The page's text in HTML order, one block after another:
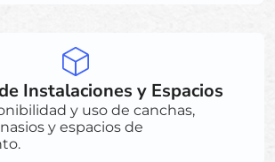
Instalaciones y Espacios
y uso de canchas,
y espacios de